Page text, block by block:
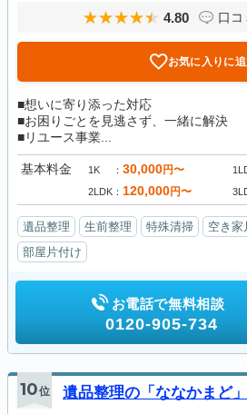
4.80 口コ
お気に入りに
■想いに寄り添った対応
■お困りごとを見逃さず、一緒に解決
■リユース事業...
基本料金 1K 30,000円〜
2LDK 120,000円〜
遺品整理 生前整理 特殊清掃 空き家
部屋片付け
お電話で無料相談
0120-905-734
10位 遺品整理の「ななかまど」